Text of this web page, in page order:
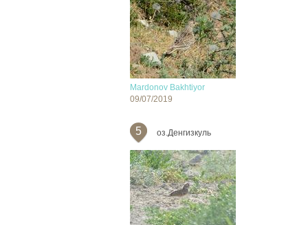
Mardonov Bakhtiyor
09/07/2019
5 оз.Денгизкуль